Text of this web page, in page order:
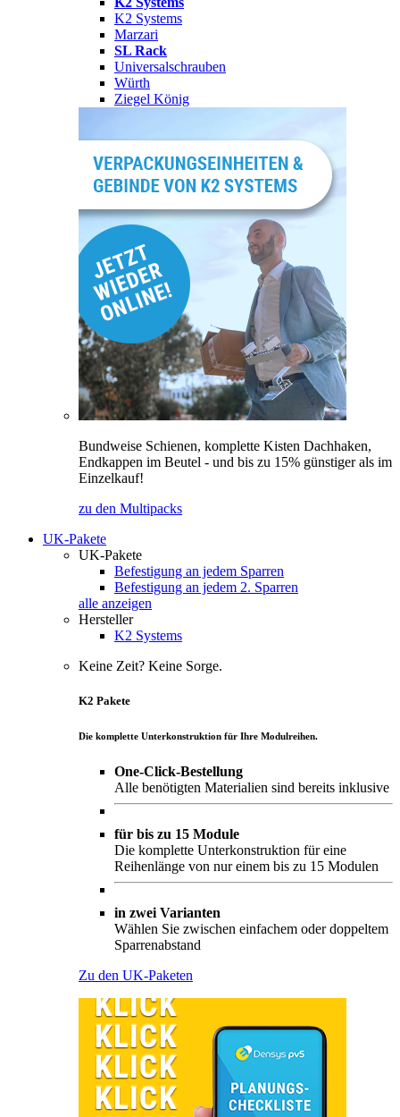
K2 Systems
Marzari
SL Rack
Universalschrauben
Würth
Ziegel König
Bundweise Schienen, komplette Kisten Dachhaken,
Endkappen im Beutel - und bis zu 15% günstiger als im
Einzelkauf!
zu den Multipacks
UK-Pakete
UK-Pakete
Befestigung an jedem Sparren
Befestigung an jedem 2. Sparren
alle anzeigen
Hersteller
K2 Systems
Keine Zeit? Keine Sorge.
K2 Pakete
Die komplette Unterkonstruktion für Ihre Modulreihen.
One-Click-Bestellung
Alle benötigten Materialien sind bereits inklusive
für bis zu 15 Module
Die komplette Unterkonstruktion für eine
Reihenlänge von nur einem bis zu 15 Modulen
in zwei Varianten
Wählen Sie zwischen einfachem oder doppeltem
Sparrenabstand
Zu den UK-Paketen